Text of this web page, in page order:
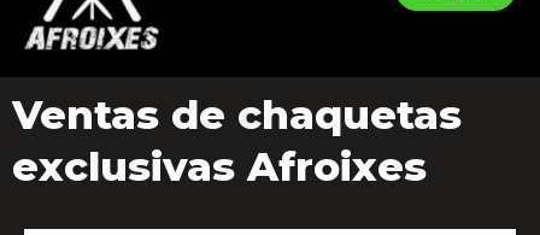
Ventas de chaquetas
exclusivas Afroixes